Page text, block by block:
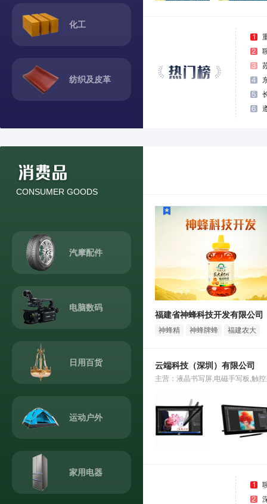
化工
纺织及皮革
CONSUMER GOODS
汽摩配件
电脑数码
日用百货
运动户外
家用电器
福建省神蜂科技开发有限公司
神蜂精
神蜂牌蜂
福建农大
云端科技（深圳）有限公司
主营：液晶书写屏,电磁手写板,触